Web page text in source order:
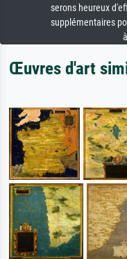
serons heureux
supplémentaires
Œuvres d'art